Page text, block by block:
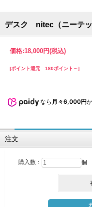
デスク nitec（ニーテ
価格:18,000円(税込)
[ポイント還元 180ポイント～]
なら 月々6,000円
注文
購入数： 個